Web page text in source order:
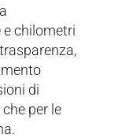
e chilometri
di
per le